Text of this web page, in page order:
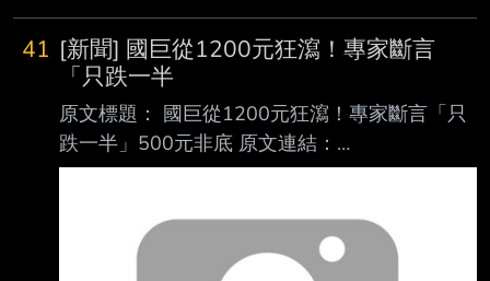
結： 網址超過一行，請用縮網址，連結不能點
擊者板規 1-2-2 處分。
https://tinyurl.com/2bx2axum 發布時間： 請勿
張貼超過3天新聞 發布日期 2026 年 08 月 07
日 13:50 記者署名： 作者 MoneyDJ 原文內容：
41 [新聞] 國巨從1200元狂瀉！專家斷言
「只跌一半
原文標題： 國巨從1200元狂瀉！專家斷言「只
跌一半」500元非底 原文連結：
https://www.setn.com/news/1885776 發布時
綜合報導 原文內容： 一名網友日前透露，花
200萬本金，一路滾到400萬後，再貸600萬，